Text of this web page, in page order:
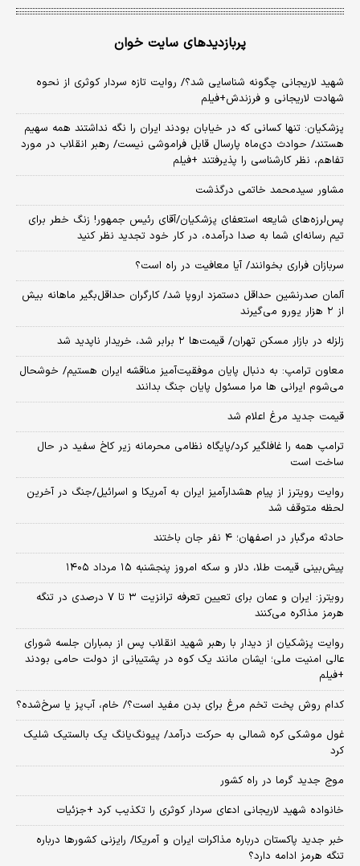
پربازدیدهای سایت خوان
شهید لاریجانی چگونه شناسایی شد؟/ روایت تازه سردار کوثری از نحوه
شهادت لاریجانی و فرزندش+فیلم
پزشکیان: تنها کسانی که در خیابان بودند ایران را نگه نداشتند همه سهیم
هستند/ حوادث دی‌ماه پارسال قابل فراموشی نیست/ رهبر انقلاب در مورد
تفاهم، نظر کارشناسی را پذیرفتند +فیلم
مشاور سیدمحمد خاتمی درگذشت
پس‌لرزه‌های شایعه استعفای پزشکیان/آقای رئیس جمهور! زنگ خطر برای
تیم رسانه‌ای شما به صدا درآمده، در کار خود تجدید نظر کنید
سربازان فراری بخوانند/ آیا معافیت در راه است؟
آلمان صدرنشین حداقل دستمزد اروپا شد/ کارگران حداقل‌بگیر ماهانه بیش
از ۲ هزار یورو می‌گیرند
زلزله در بازار مسکن تهران/ قیمت‌ها ۲ برابر شد، خریدار ناپدید شد
معاون ترامپ: به دنبال پایان موفقیت‌آمیز مناقشه ایران هستیم/ خوشحال
می‌شوم ایرانی ها مرا مسئول پایان جنگ بدانند
قیمت جدید مرغ اعلام شد
ترامپ همه را غافلگیر کرد/پایگاه نظامی محرمانه زیر کاخ سفید در حال
ساخت است
روایت رویترز از پیام هشدارآمیز ایران به آمریکا و اسرائیل/جنگ در آخرین
لحظه متوقف شد
حادثه مرگبار در اصفهان؛ ۴ نفر جان باختند
پیش‌بینی قیمت طلا، دلار و سکه امروز پنجشنبه ۱۵ مرداد ۱۴۰۵
رویترز: ایران و عمان برای تعیین تعرفه ترانزیت ۳ تا ۷ درصدی در تنگه
هرمز مذاکره می‌کنند
روایت پزشکیان از دیدار با رهبر شهید انقلاب پس از بمباران جلسه شورای
عالی امنیت ملی؛ ایشان مانند یک کوه در پشتیبانی از دولت حامی بودند
+فیلم
کدام روش پخت تخم مرغ برای بدن مفید است؟/ خام، آب‌پز یا سرخ‌شده؟
غول موشکی کره شمالی به حرکت درآمد/ پیونگ‌یانگ یک بالستیک شلیک
کرد
موج جدید گرما در راه کشور
خانواده شهید لاریجانی ادعای سردار کوثری را تکذیب کرد +جزئیات
خبر جدید پاکستان درباره مذاکرات ایران و آمریکا/ رایزنی کشورها درباره
تنگه هرمز ادامه دارد؟